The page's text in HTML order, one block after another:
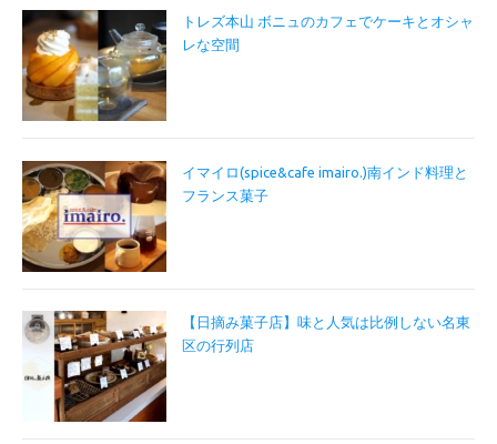
トレズ本山 ボニュのカフェでケーキとオシャ
レな空間
イマイロ(spice&cafe imairo.)南インド料理と
フランス菓子
【日摘み菓子店】味と人気は比例しない名東
区の行列店